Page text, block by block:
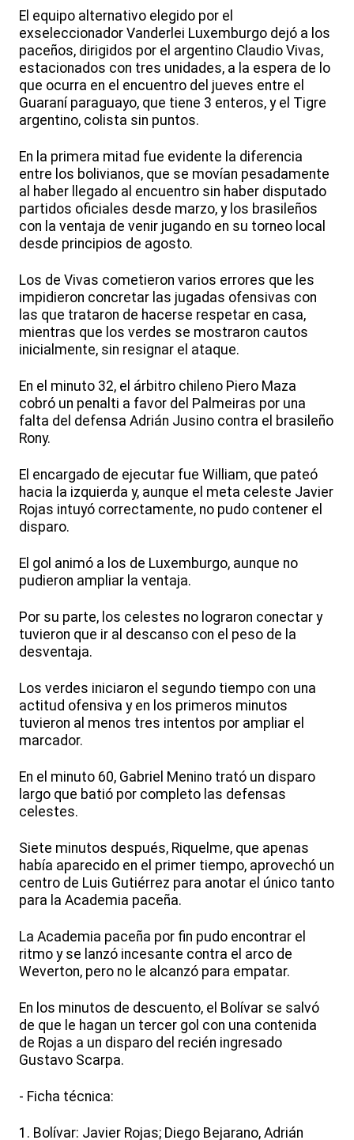
El equipo alternativo elegido por el
exseleccionador Vanderlei Luxemburgo dejó a los
paceños, dirigidos por el argentino Claudio Vivas,
estacionados con tres unidades, a la espera de lo
que ocurra en el encuentro del jueves entre el
Guaraní paraguayo, que tiene 3 enteros, y el Tigre
argentino, colista sin puntos.
En la primera mitad fue evidente la diferencia
entre los bolivianos, que se movían pesadamente
al haber llegado al encuentro sin haber disputado
partidos oficiales desde marzo, y los brasileños
con la ventaja de venir jugando en su torneo local
desde principios de agosto.
Los de Vivas cometieron varios errores que les
impidieron concretar las jugadas ofensivas con
las que trataron de hacerse respetar en casa,
mientras que los verdes se mostraron cautos
inicialmente, sin resignar el ataque.
En el minuto 32, el árbitro chileno Piero Maza
cobró un penalti a favor del Palmeiras por una
falta del defensa Adrián Jusino contra el brasileño
Rony.
El encargado de ejecutar fue William, que pateó
hacia la izquierda y, aunque el meta celeste Javier
Rojas intuyó correctamente, no pudo contener el
disparo.
El gol animó a los de Luxemburgo, aunque no
pudieron ampliar la ventaja.
Por su parte, los celestes no lograron conectar y
tuvieron que ir al descanso con el peso de la
desventaja.
Los verdes iniciaron el segundo tiempo con una
actitud ofensiva y en los primeros minutos
tuvieron al menos tres intentos por ampliar el
marcador.
En el minuto 60, Gabriel Menino trató un disparo
largo que batió por completo las defensas
celestes.
Siete minutos después, Riquelme, que apenas
había aparecido en el primer tiempo, aprovechó un
centro de Luis Gutiérrez para anotar el único tanto
para la Academia paceña.
La Academia paceña por fin pudo encontrar el
ritmo y se lanzó incesante contra el arco de
Weverton, pero no le alcanzó para empatar.
En los minutos de descuento, el Bolívar se salvó
de que le hagan un tercer gol con una contenida
de Rojas a un disparo del recién ingresado
Gustavo Scarpa.
- Ficha técnica:
1. Bolívar: Javier Rojas; Diego Bejarano, Adrián